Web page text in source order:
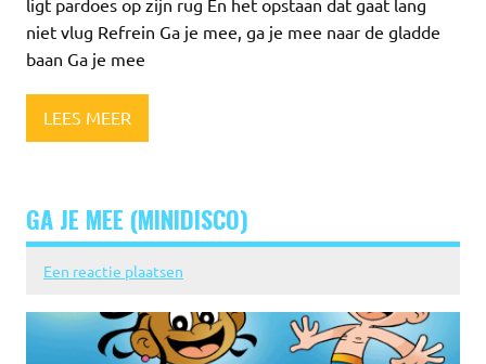
niet vlug Refrein Ga je mee, ga je mee naar de gladde
baan Ga je mee
LEES MEER
GA JE MEE (MINIDISCO)
Een reactie plaatsen